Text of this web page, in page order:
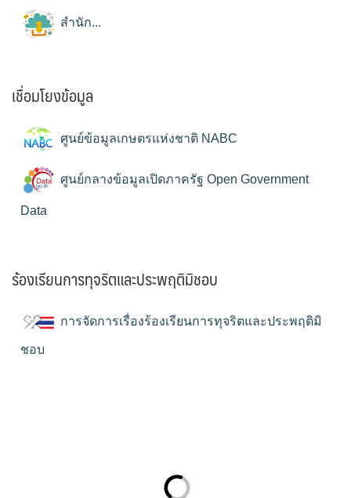
สำนัก...
เชื่อมโยงข้อมูล
ศูนย์ข้อมูลเกษตรแห่งชาติ NABC
ศูนย์กลางข้อมูลเปิดภาครัฐ Open Government
Data
ร้องเรียนการทุจริตและประพฤติมิชอบ
การจัดการเรื่องร้องเรียนการทุจริตและประพฤติมิ
ชอบ